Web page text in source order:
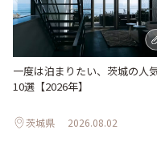
一度は泊まりたい、茨城の人
10選【2026年】
茨城県 2026.08.02